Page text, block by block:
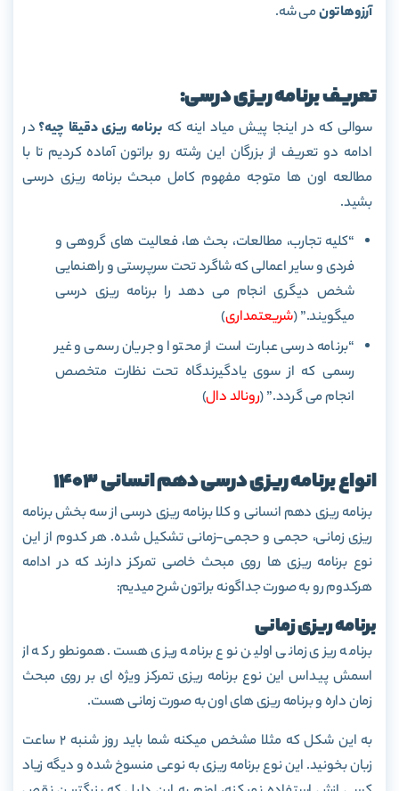
آرزوهاتونمی شه.
تعریف برنامه ریزی درسی:
سوالی که در اینجا پیش میاد اینه که برنامه ریزی دقیقا چیه؟ در
ادامه دو تعریف از بزرگان این رشته رو براتون آماده کردیم تا با
مطالعه اون ها متوجه مفهوم کامل مبحث برنامه ریزی درسی
بشید.
“کلیه تجارب، مطالعات، بحث ها، فعالیت های گروهی و
فردی و سایر اعمالی که شاگرد تحت سرپرستی و راهنمایی
شخص دیگری انجام می دهد را برنامه ریزی درسی
میگویند.” (شریعتمداری)
“برنامه درسی عبارت است از محتوا و جریان رسمی و غیر
رسمی که از سوی یادگیرندگاه تحت نظارت متخصص
انجام می گردد.” (رونالد دال)
انواع برنامه ریزی درسی دهم انسانی 1403
برنامه ریزی دهم انسانی و کلا برنامه ریزی درسی از سه بخش برنامه
ریزی زمانی، حجمی و حجمی-زمانی تشکیل شده. هر کدوم از این
نوع برنامه ریزی ها روی مبحث خاصی تمرکز دارند که در ادامه
هرکدوم رو به صورت جداگونه براتون شرح میدیم:
برنامه ریزی زمانی
برنامه ریزی زمانی اولین نوع برنامه ریزی هست. همونطور که از
اسمش پیداس این نوع برنامه ریزی تمرکز ویژه ای بر روی مبحث
زمان داره و برنامه ریزی های اون به صورت زمانی هست.
به این شکل که مثلا مشخص میکنه شما باید روز شنبه 2 ساعت
زبان بخونید. این نوع برنامه ریزی به نوعی منسوخ شده و دیگه زیاد